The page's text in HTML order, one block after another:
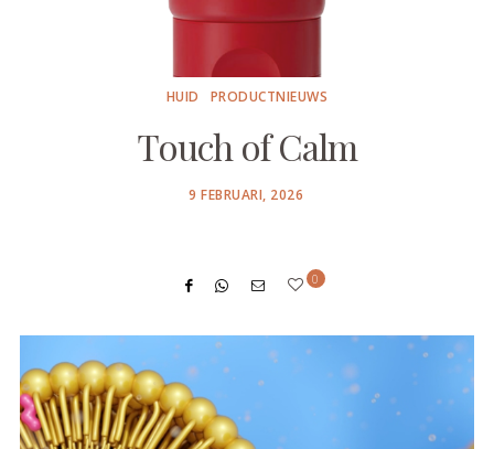
HUID PRODUCTNIEUWS
Touch of Calm
POSTED
9 FEBRUARI, 2026
0